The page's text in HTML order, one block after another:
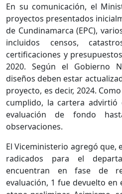
En su comunicación, el
proyectos presentados
de Cundinamarca (EPC),
incluidos censos,
certificaciones y
2020. Según el Gobierno
diseños deben estar
proyecto, es decir, 2024.
cumplido, la cartera
evaluación de fondo
observaciones.
El Viceministerio agregó que,
radicados para el
encuentran en fase de
evaluación, 1 fue devuelto en